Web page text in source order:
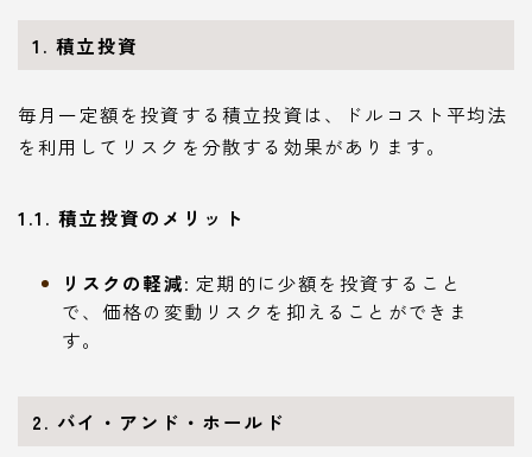
1. 積立投資
毎月一定額を投資する積立投資は、ドルコスト平均法
を利用してリスクを分散する効果があります。
1.1. 積立投資のメリット
リスクの軽減: 定期的に少額を投資すること
で、価格の変動リスクを抑えることができま
す。
2. バイ・アンド・ホールド